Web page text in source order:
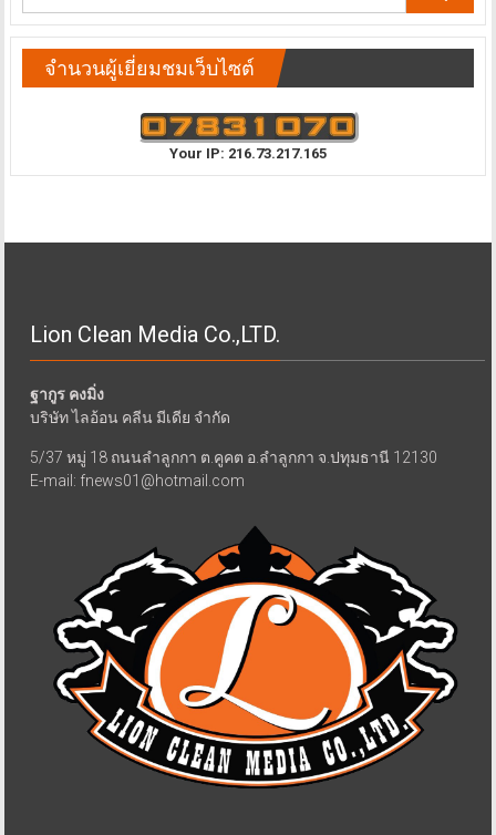
จำนวนผู้เยี่ยมชมเว็บไซต์
Your IP: 216.73.217.165
Lion Clean Media Co.,LTD.
ฐากูร คงมิ่ง
บริษัท ไลอ้อน คลีน มีเดีย จำกัด
5/37 หมู่ 18 ถนนลำลูกกา ต.คูคต อ.ลำลูกกา จ.ปทุมธานี 12130
E-mail: fnews01@hotmail.com